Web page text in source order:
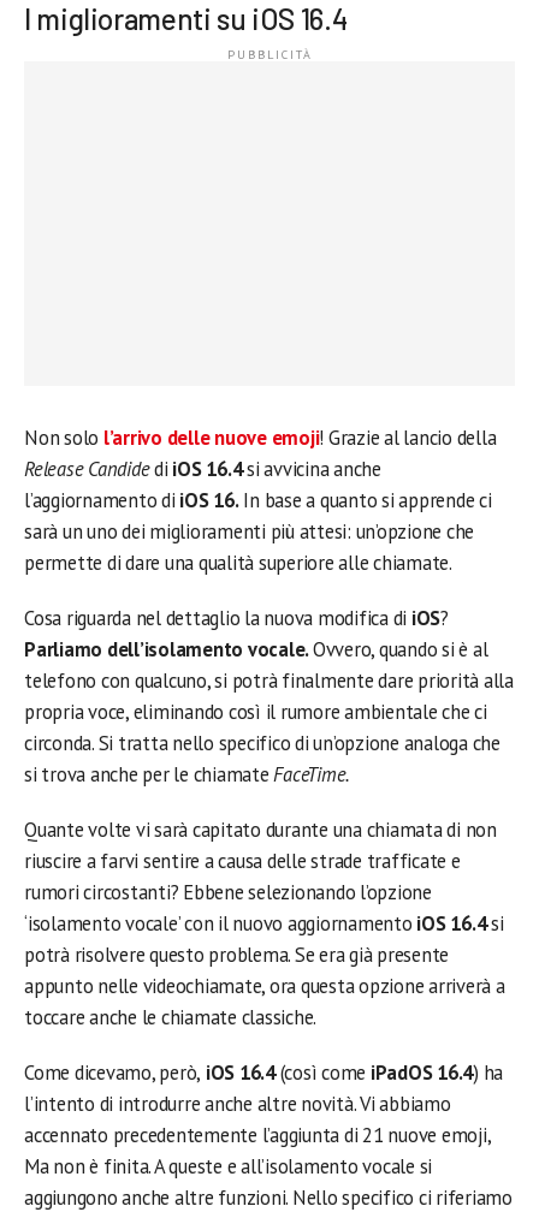
I miglioramenti su iOS 16.4
Non solo l’arrivo delle nuove emoji! Grazie al lancio della
Release Candidedi iOS 16.4si avvicina anche
l’aggiornamento di iOS 16.In base a quanto si apprende ci
sarà un uno dei miglioramenti più attesi: un’opzione che
permette di dare una qualità superiore alle chiamate.
Cosa riguarda nel dettaglio la nuova modifica di iOS?
Parliamo dell’isolamento vocale.Ovvero, quando si è al
telefono con qualcuno, si potrà finalmente dare priorità alla
propria voce, eliminando così il rumore ambientale che ci
circonda. Si tratta nello specifico di un’opzione analoga che
si trova anche per le chiamateFaceTime.
Quante volte vi sarà capitato durante una chiamata di non
riuscire a farvi sentire a causa delle strade trafficate e
rumori circostanti? Ebbene selezionando l’opzione
‘isolamento vocale’ con il nuovo aggiornamento iOS 16.4si
potrà risolvere questo problema. Se era già presente
appunto nelle videochiamate, ora questa opzione arriverà a
toccare anche le chiamate classiche.
Come dicevamo, però, iOS 16.4(così come iPadOS 16.4) ha
l’intento di introdurre anche altre novità. Vi abbiamo
accennato precedentemente l’aggiunta di 21 nuove emoji,
Ma non è finita. A queste e all’isolamento vocale si
aggiungono anche altre funzioni. Nello specifico ci riferiamo